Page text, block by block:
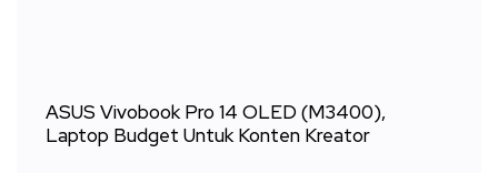
ASUS Vivobook Pro 14 OLED (M3400),
Laptop Budget Untuk Konten Kreator